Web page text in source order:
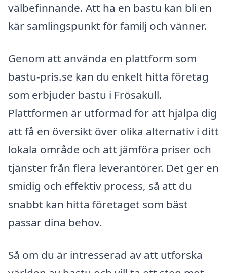
välbefinnande. Att ha en bastu kan bli en
kär samlingspunkt för familj och vänner.
Genom att använda en plattform som
bastu-pris.se kan du enkelt hitta företag
som erbjuder bastu i Frösakull.
Plattformen är utformad för att hjälpa dig
att få en översikt över olika alternativ i ditt
lokala område och att jämföra priser och
tjänster från flera leverantörer. Det ger en
smidig och effektiv process, så att du
snabbt kan hitta företaget som bäst
passar dina behov.
Så om du är intresserad av att utforska